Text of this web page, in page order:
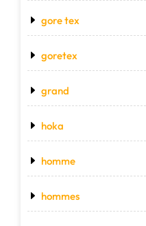
gore tex
goretex
grand
hoka
homme
hommes